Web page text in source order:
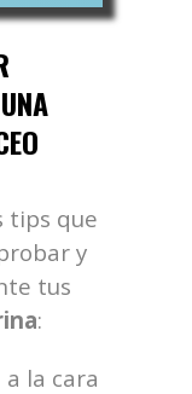
tips que
y
tus
:
la cara